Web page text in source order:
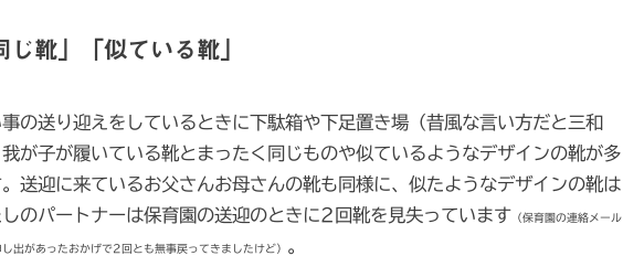
靴」「似ている靴」
の送り迎えをしているときに下駄箱や下足置き場（昔風な言い方だと三和
が子が履いている靴とまったく同じものや似ているようなデザインの靴が多
送迎に来ているお父さんお母さんの靴も同様に、似たようなデザインの靴は
のパートナーは保育園の送迎のときに2回靴を見失っています （保育園の連絡メール
出があったおかげで2回とも無事戻ってきましたけど） 。